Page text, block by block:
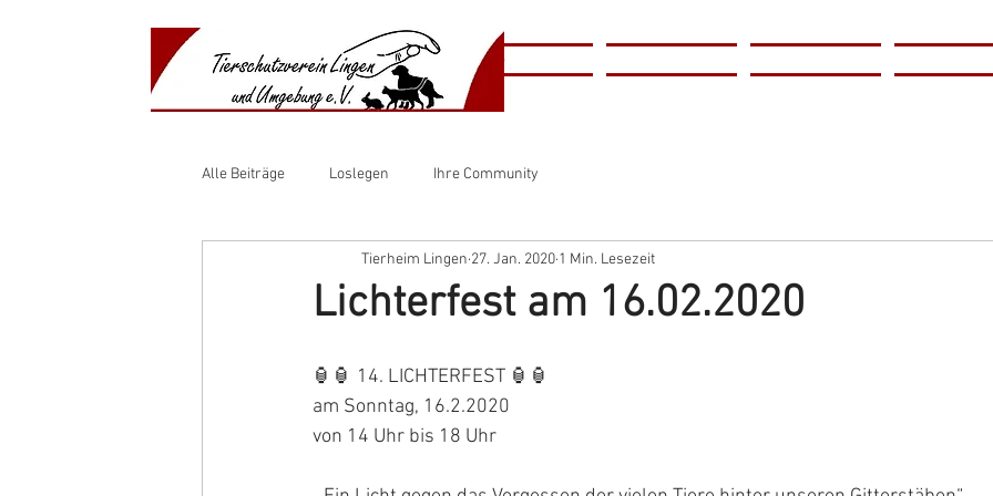
​​Animal
​ShelterHome
Alle Beiträge Loslegen Ihre Community
Lichterfest am 16.02.2020
Tierheim Lingen 27. Jan. 2020 1 Min. Lesezeit
🏮🏮 14. LICHTERFEST 🏮🏮
am Sonntag, 16.2.2020
von 14 Uhr bis 18 Uhr